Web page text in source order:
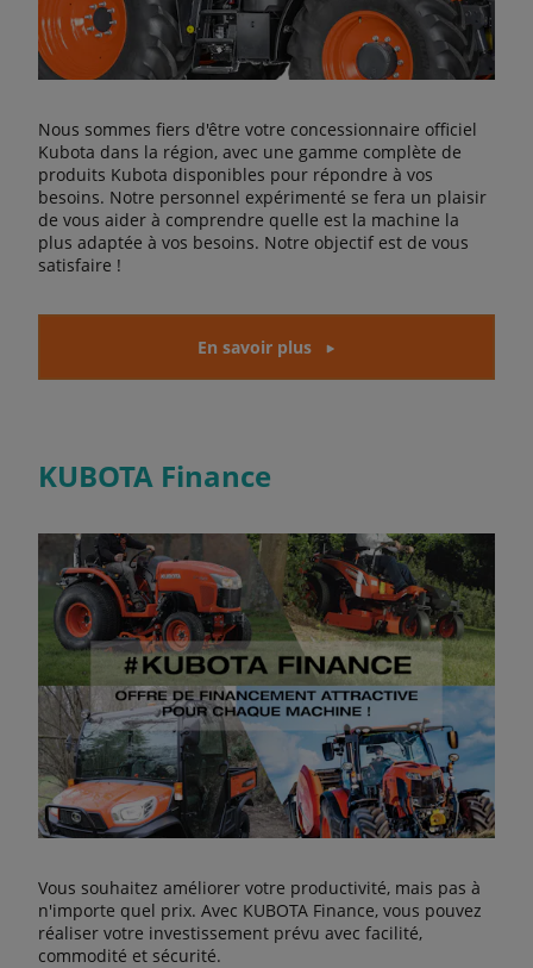
Nous sommes fiers d'être votre concessionnaire officiel
Kubota dans la région, avec une gamme complète de
produits Kubota disponibles pour répondre à vos
besoins. Notre personnel expérimenté se fera un plaisir
de vous aider à comprendre quelle est la machine la
plus adaptée à vos besoins. Notre objectif est de vous
satisfaire !
En savoir plus
KUBOTA Finance
Vous souhaitez améliorer votre productivité, mais pas à
n'importe quel prix. Avec KUBOTA Finance, vous pouvez
réaliser votre investissement prévu avec facilité,
commodité et sécurité.